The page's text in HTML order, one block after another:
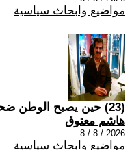
مواضيع وابحاث سياسية
(23) حين يصبح الوطن ضحيةً للهويات
هاشم معتوق
2026 / 8 / 8
مواضيع وابحاث سياسية